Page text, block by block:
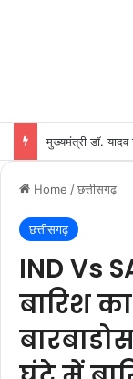
मुख्यमंत्री डॉ. यादव
Home /छत्तीसगढ़
छत्तीसगढ़
IND Vs
बारिश